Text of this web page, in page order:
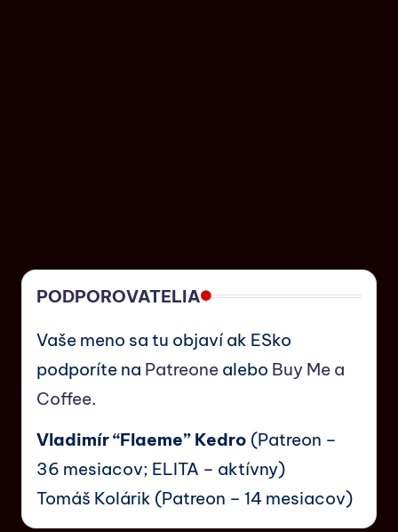
PODPOROVATELIA
Vaše meno sa tu objaví ak ESko
podporíte na Patreone alebo Buy Me a
Coffee.
Vladimír “Flaeme” Kedro (Patreon –
36 mesiacov; ELITA – aktívny)
Tomáš Kolárik (Patreon – 14 mesiacov)